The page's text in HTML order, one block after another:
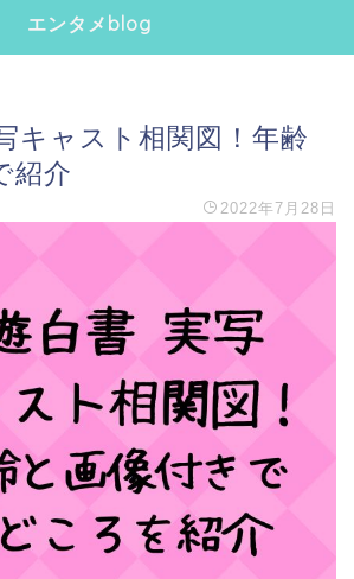
エンタメblog
キャスト相関図！年齢
紹介
2022年7月28日